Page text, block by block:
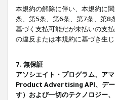
本規約の解除に伴い、本規約に
条、第5条、第6条、第7条、第8
基づく支払可能だが未払いの支
の違反または本規約に基づき生
7. 無保証
アソシエイト・プログラム、ア
Product Advertising API、デー
す）および一切のテクノロジー